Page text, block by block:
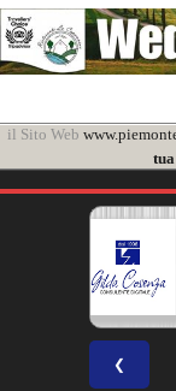
il Sito Web
❮